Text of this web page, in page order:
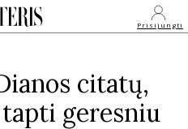
Prisijungti
citatų,
geresniu